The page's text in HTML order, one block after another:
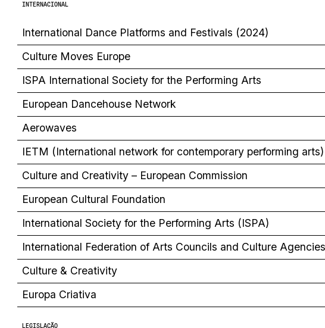
INTERNACIONAL
International Dance Platforms and Festivals (2024)
Culture Moves Europe
ISPA International Society for the Performing Arts
European Dancehouse Network
Aerowaves
IETM (International network for contemporary performing arts)
Culture and Creativity – European Commission
European Cultural Foundation
International Society for the Performing Arts (ISPA)
International Federation of Arts Councils and Culture
Culture & Creativity
Europa Criativa
LEGISLAÇÃO